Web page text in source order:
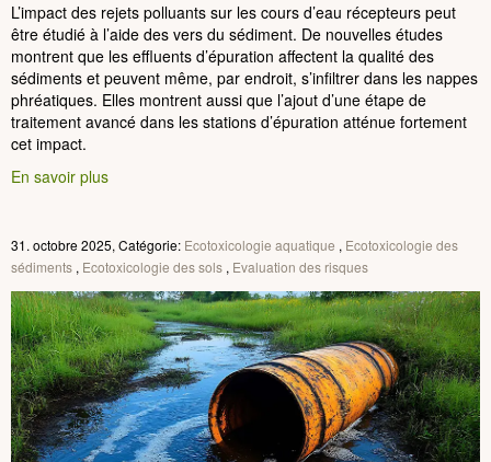
L’impact des rejets polluants sur les cours d’eau récepteurs peut
être étudié à l’aide des vers du sédiment. De nouvelles études
montrent que les effluents d’épuration affectent la qualité des
sédiments et peuvent même, par endroit, s’infiltrer dans les nappes
phréatiques. Elles montrent aussi que l’ajout d’une étape de
traitement avancé dans les stations d’épuration atténue fortement
cet impact.
En savoir plus
31. octobre 2025, Catégorie: Ecotoxicologie aquatique , Ecotoxicologie des
sédiments , Ecotoxicologie des sols , Evaluation des risques